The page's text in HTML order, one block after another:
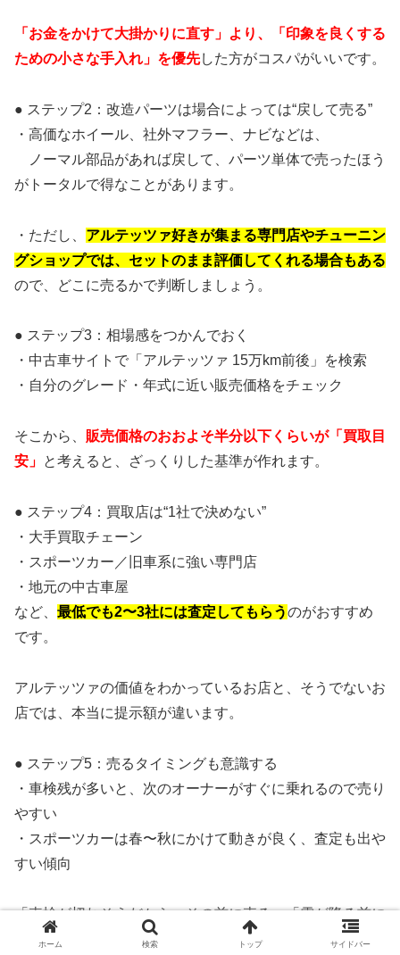
「お金をかけて大掛かりに直す」より、「印象を良くする
ための小さな手入れ」を優先した方がコスパがいいです。
● ステップ2：改造パーツは場合によっては“戻して売る”
・高価なホイール、社外マフラー、ナビなどは、
ノーマル部品があれば戻して、パーツ単体で売ったほう
がトータルで得なことがあります。
・ただし、 アルテッツァ好きが集まる専門店やチューニン
グショップでは、セットのまま評価してくれる場合もある
ので、どこに売るかで判断しましょう。
● ステップ3：相場感をつかんでおく
・中古車サイトで「アルテッツァ 15万km前後」を検索
・自分のグレード・年式に近い販売価格をチェック
そこから、 販売価格のおおよそ半分以下くらいが「買取目
安」 と考えると、ざっくりした基準が作れます。
● ステップ4：買取店は“1社で決めない”
・大手買取チェーン
・スポーツカー／旧車系に強い専門店
・地元の中古車屋
など、 最低でも2〜3社には査定してもらうのがおすすめ
です。
アルテッツァの価値をわかっているお店と、そうでないお
店では、本当に提示額が違います。
● ステップ5：売るタイミングも意識する
・車検残が多いと、次のオーナーがすぐに乗れるので売り
やすい
・スポーツカーは春〜秋にかけて動きが良く、査定も出や
すい傾向
「車検が切れそうだから、その前に売る」「雪が降る前に
手放す」など、
少しだけタイミングを意識するだけで条件
ホーム 検索 トップ サイドバー